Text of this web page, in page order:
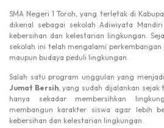
SMA Negeri 1 Toroh, yang terletak di
dikenal sebagai sekolah Adiwiyata
kebersihan dan kelestarian lingkungan.
sekolah ini telah mengalami
maupun budaya peduli lingkungan.
Salah satu program unggulan yang
Jumat Bersih, yang sudah dijalankan
hanya sekadar membersihkan
membangun karakter siswa agar lebih
kebersihan dan kelestarian lingkungan.